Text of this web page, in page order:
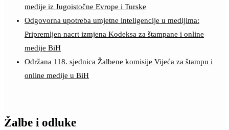
medije iz Jugoistočne Evrope i Turske
Odgovorna upotreba umjetne inteligencije u medijima:
Pripremljen nacrt izmjena Kodeksa za štampane i online
medije BiH
Održana 118. sjednica Žalbene komisije Vijeća za štampu i
online medije u BiH
Žalbe i odluke